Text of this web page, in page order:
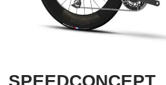
SPEEDCONCEPT